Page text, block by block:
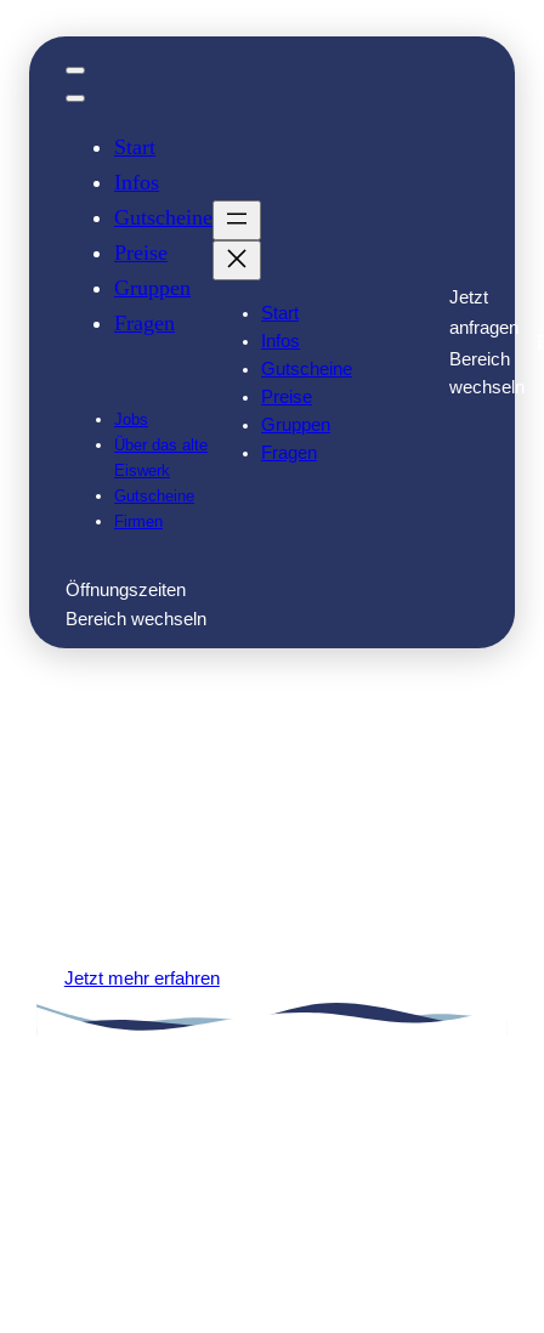
Inhalt
springen
Start
Infos
Gutscheine
Preise
Gruppen
Fragen
Jobs
Über das alte
Eiswerk
Gutscheine
Firmen
Öffnungszeiten
Bereich wechseln
Start
Infos
Gutscheine
Preise
Gruppen
Fragen
Jetzt
anfragen
Bereich
wechseln
Jetzt mehr erfahren